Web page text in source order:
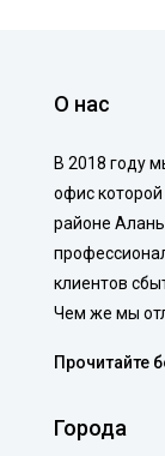
О нас
В 2018 году
офис
районе
клиентов
Чем же мы
Прочитайте
Города